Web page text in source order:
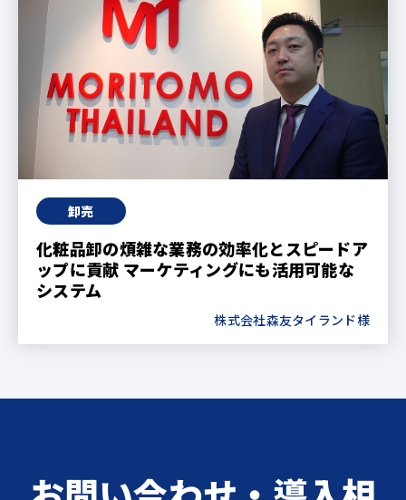
卸売
化粧品卸の煩雑な業務の効率化とスピードア
ップに貢献 マーケティングにも活用可能な
システム
株式会社森友タイランド様